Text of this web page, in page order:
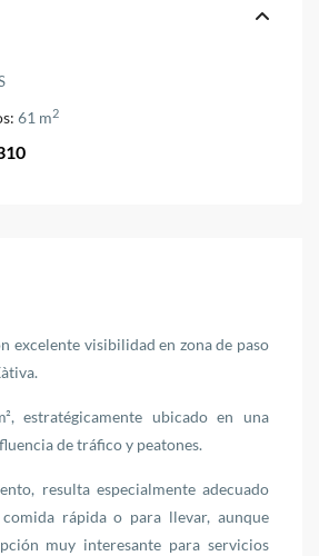
61 m2
excelente visibilidad en zona de paso
estratégicamente ubicado en una
de tráfico y peatones.
resulta especialmente adecuado
rápida o para llevar, aunque
muy interesante para servicios